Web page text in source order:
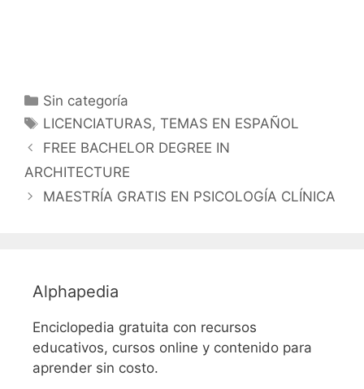
Categorías
Sin categoría
Etiquetas
LICENCIATURAS,TEMAS EN ESPAÑOL
FREE BACHELOR DEGREE IN
ARCHITECTURE
MAESTRÍA GRATIS EN PSICOLOGÍA CLÍNICA
Alphapedia
Enciclopedia gratuita con recursos
educativos, cursos online y contenido para
aprender sin costo.